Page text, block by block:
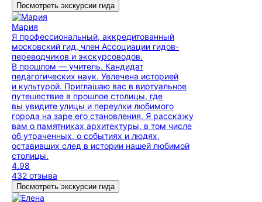
Посмотреть экскурсии гида
Мария
Я профессиональный, аккредитованный
московский гид, член Ассоциации гидов-
переводчиков и экскурсоводов.
В прошлом — учитель. Кандидат
педагогических наук. Увлечена историей
и культурой. Приглашаю вас в виртуальное
путешествие в прошлое столицы, где
вы увидите улицы и переулки любимого
города на заре его становления. Я расскажу
вам о памятниках архитектуры, в том числе
об утраченных, о событиях и людях,
оставивших след в истории нашей любимой
столицы.
4.98
432 отзыва
Посмотреть экскурсии гида